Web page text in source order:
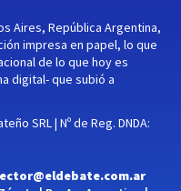
Aires, República Argentina,
impresa en papel, lo que
de lo que hoy es
digital- que subió a
SRL | Nº de Reg. DNDA: